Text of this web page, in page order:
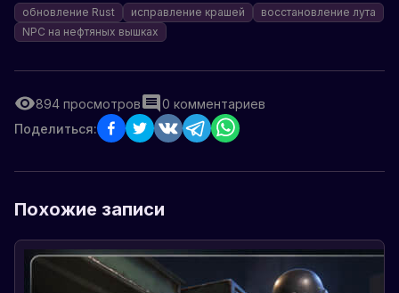
обновление Rust исправление крашей
восстановление лута
NPC на нефтяных вышках
894 просмотров 0 комментариев
Поделиться:
Похожие записи